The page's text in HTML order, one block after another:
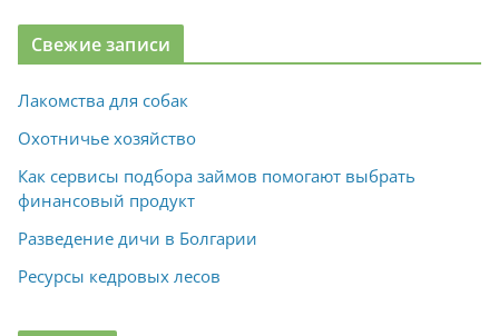
Свежие записи
Лакомства для собак
Охотничье хозяйство
Как сервисы подбора займов помогают выбрать
финансовый продукт
Разведение дичи в Болгарии
Ресурсы кедровых лесов